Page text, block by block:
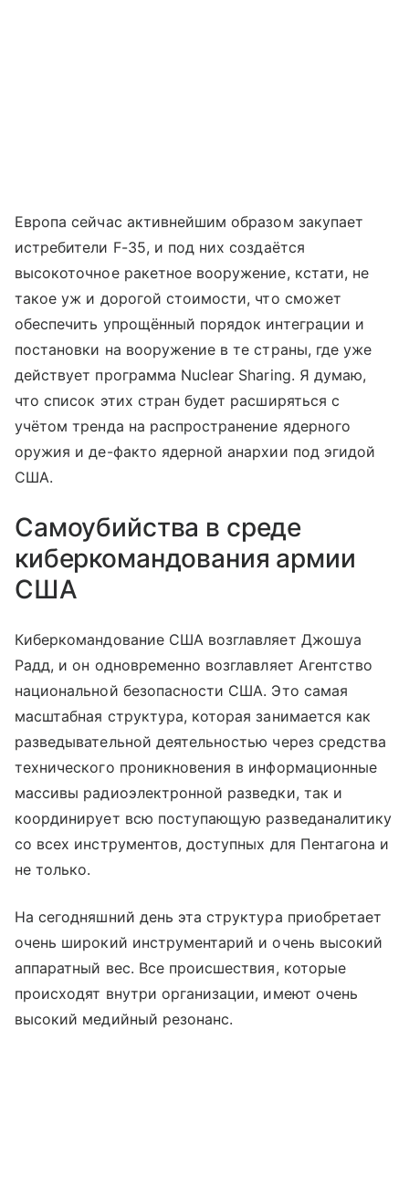
Европа сейчас активнейшим образом закупает
истребители F-35, и под них создаётся
высокоточное ракетное вооружение, кстати, не
такое уж и дорогой стоимости, что сможет
обеспечить упрощённый порядок интеграции и
постановки на вооружение в те страны, где уже
действует программа Nuclear Sharing. Я думаю,
что список этих стран будет расширяться с
учётом тренда на распространение ядерного
оружия и де-факто ядерной анархии под эгидой
США.
Самоубийства в среде
киберкомандования армии
США
Киберкомандование США возглавляет Джошуа
Радд, и он одновременно возглавляет Агентство
национальной безопасности США. Это самая
масштабная структура, которая занимается как
разведывательной деятельностью через средства
технического проникновения в информационные
массивы радиоэлектронной разведки, так и
координирует всю поступающую разведаналитику
со всех инструментов, доступных для Пентагона и
не только.
На сегодняшний день эта структура приобретает
очень широкий инструментарий и очень высокий
аппаратный вес. Все происшествия, которые
происходят внутри организации, имеют очень
высокий медийный резонанс.